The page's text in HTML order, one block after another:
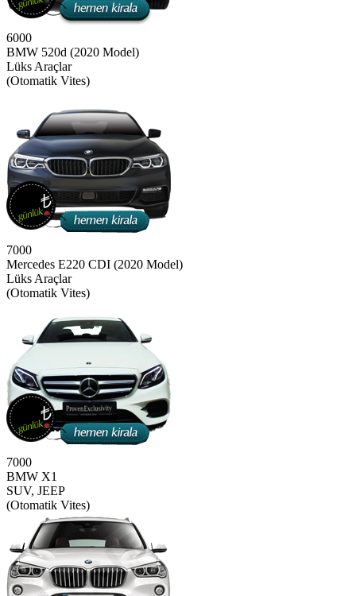
6000
BMW 520d (2020 Model)
Lüks Araçlar
(Otomatik Vites)
7000
Mercedes E220 CDI (2020 Model)
Lüks Araçlar
(Otomatik Vites)
7000
BMW X1
SUV, JEEP
(Otomatik Vites)